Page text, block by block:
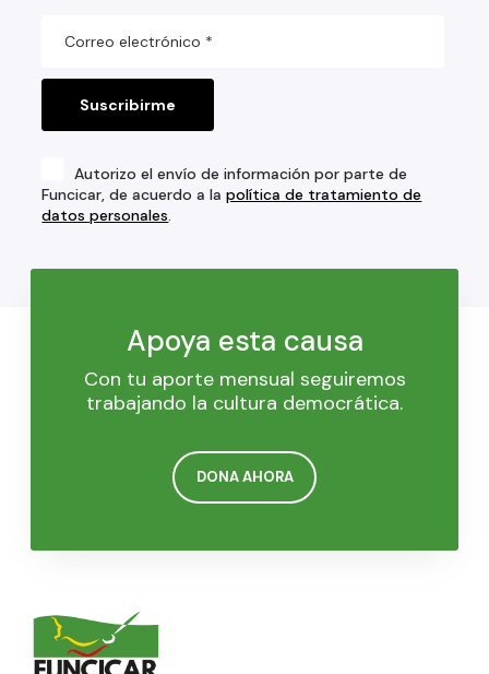
Autorizo el envío de información por parte de
Funcicar, de acuerdo a lapolítica de tratamiento de
datos personales.
Apoya esta causa
Con tu aporte mensual seguiremos
trabajando la cultura democrática.
DONA AHORA